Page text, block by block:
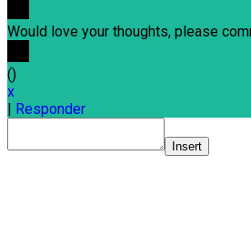
Would love your thoughts, please
()
x
| Responder
Insert